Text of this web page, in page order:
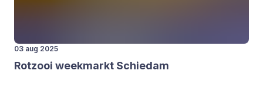
03 aug 2025
Rot­zooi week­markt Schie­dam